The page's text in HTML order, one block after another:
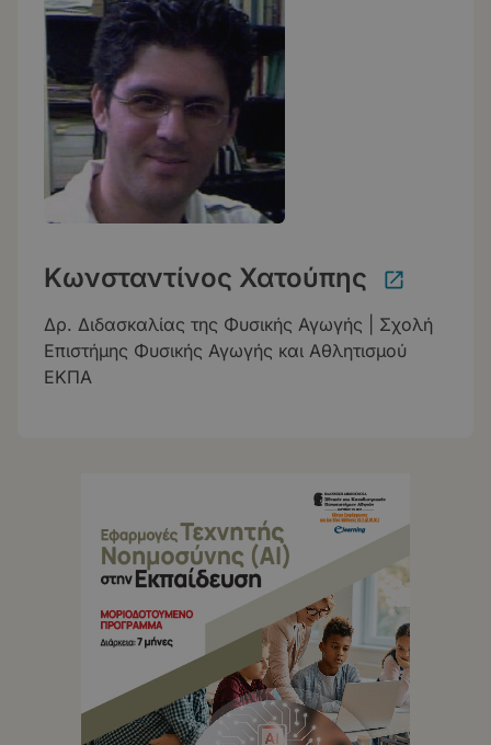
Κωνσταντίνος Χατούπης
Δρ. Διδασκαλίας της Φυσικής Αγωγής | Σχολή
Επιστήμης Φυσικής Αγωγής και Αθλητισμού
ΕΚΠΑ